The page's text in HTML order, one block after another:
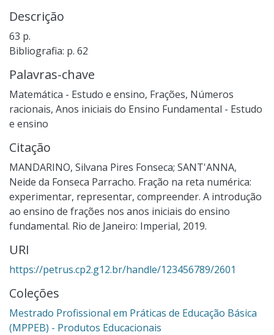
Descrição
63 p.
Bibliografia: p. 62
Palavras-chave
Matemática - Estudo e ensino, Frações, Números
racionais, Anos iniciais do Ensino Fundamental - Estudo
e ensino
Citação
MANDARINO, Silvana Pires Fonseca; SANT'ANNA,
Neide da Fonseca Parracho. Fração na reta numérica:
experimentar, representar, compreender. A introdução
ao ensino de frações nos anos iniciais do ensino
fundamental. Rio de Janeiro: Imperial, 2019.
URI
https://petrus.cp2.g12.br/handle/123456789/2601
Coleções
Mestrado Profissional em Práticas de Educação Básica
(MPPEB) - Produtos Educacionais